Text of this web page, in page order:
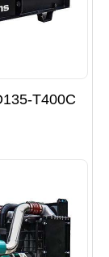
T400C